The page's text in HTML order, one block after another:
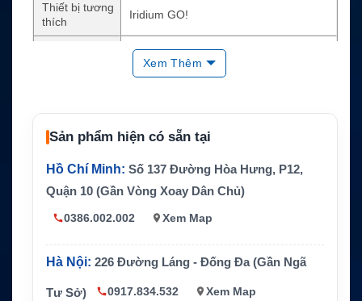
Thiết bị tương
thích
Iridium GO!
Iridium
ụng
Kiểu kết nối
iFi nội bộ
dụng
công trình
Lưu ý sử dụn
g
Cần tầm nhìn bầu trời thoáng và SIM đã
kích hoạt
Điều kiện gói
Phụ thuộc cấu hình Pro Plan và nhà cun
Xem Thêm
Sản phẩm hiện có sẵn tại
Hồ Chí Minh: Số 137 Đường Hòa Hưng, P12,
Quận 10 (Gần Vòng Xoay Dân Chủ)
0386.002.002 Xem Map
Hà Nội: 226 Đường Láng - Đống Đa (Gần Ngã
Tư Sở) 0917.834.532 Xem Map